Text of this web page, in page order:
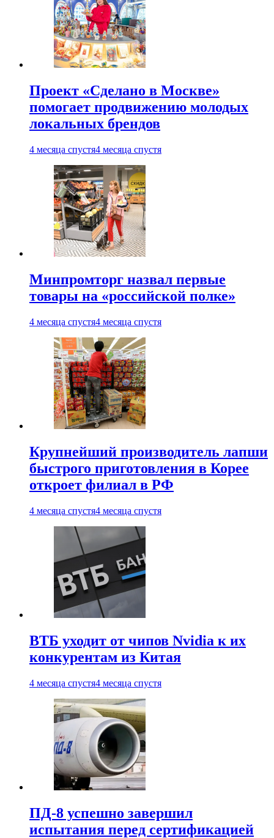
Проект «Сделано в Москве»
помогает продвижению молодых
локальных брендов
4 месяца спустя4 месяца спустя
Минпромторг назвал первые
товары на «российской полке»
4 месяца спустя4 месяца спустя
Крупнейший производитель лапши
быстрого приготовления в Корее
откроет филиал в РФ
4 месяца спустя4 месяца спустя
ВТБ уходит от чипов Nvidia к их
конкурентам из Китая
4 месяца спустя4 месяца спустя
ПД-8 успешно завершил
испытания перед сертификацией